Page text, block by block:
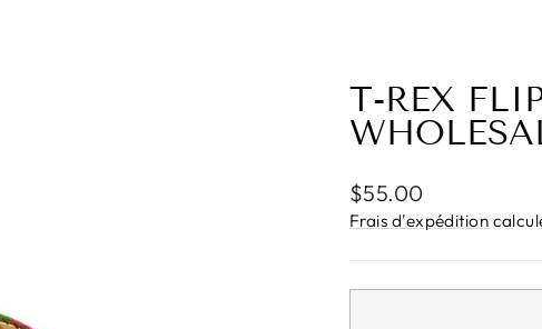
T-REX
Prix
régulier
$55.00
Frais d'expédition